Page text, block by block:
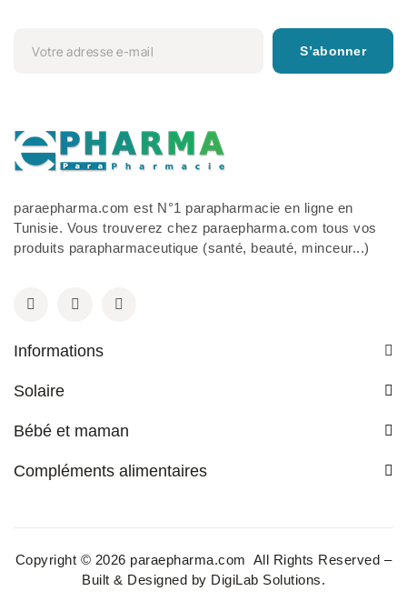
S’abonner
paraepharma.com est N°1 parapharmacie en ligne en
Tunisie. Vous trouverez chez paraepharma.com tous vos
produits parapharmaceutique (santé, beauté, minceur...)
Informations
Solaire
Bébé et maman
Compléments alimentaires
Copyright © 2026 paraepharma.com All Rights Reserved –
Built & Designed by DigiLab Solutions.